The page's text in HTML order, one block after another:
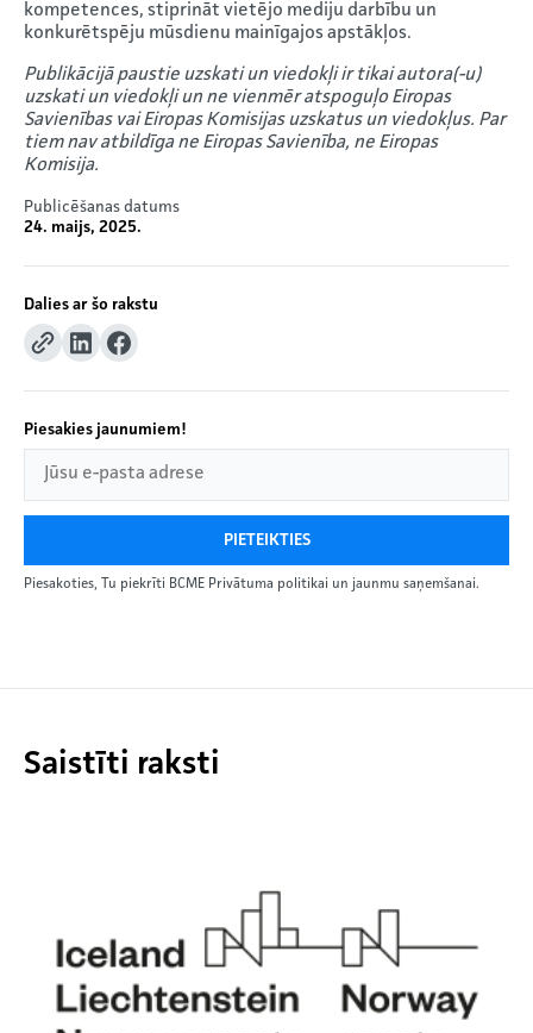
Publicēšanas datums
24. maijs, 2025.
Dalies ar šo rakstu
Piesakies jaunumiem!
PIETEIKTIES
Piesakoties, Tu piekrīti BCME Privātuma politikai un jaunmu saņemšanai.
kompetences, stiprināt vietējo mediju darbību un
konkurētspēju mūsdienu mainīgajos apstākļos.
Publikācijā paustie uzskati un viedokļi ir tikai autora(-u)
uzskati un viedokļi un ne vienmēr atspoguļo Eiropas
Savienības vai Eiropas Komisijas uzskatus un viedokļus. Par
tiem nav atbildīga ne Eiropas Savienība, ne Eiropas
Komisija.
Saistīti raksti